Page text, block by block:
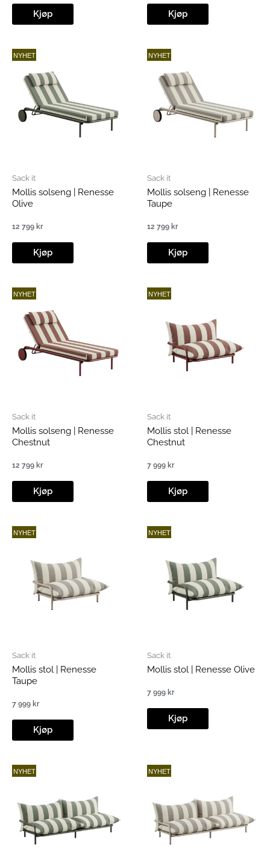
Kjøp Kjøp
NYHET
Sack it
Mollis solseng | Renesse
Olive
12 799 kr
Kjøp
NYHET
Sack it
Mollis solseng | Renesse
Taupe
12 799 kr
Kjøp
NYHET
Sack it
Mollis solseng | Renesse
Chestnut
12 799 kr
Kjøp
NYHET
Sack it
Mollis stol | Renesse
Chestnut
7 999 kr
Kjøp
NYHET
Sack it
Mollis stol | Renesse
Taupe
7 999 kr
Kjøp
NYHET
Sack it
Mollis stol | Renesse Olive
7 999 kr
Kjøp
NYHET NYHET